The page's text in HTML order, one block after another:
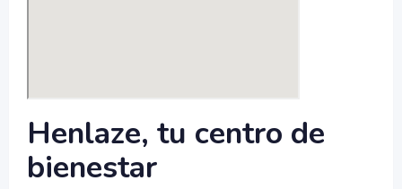
Henlaze, tu centro de
bienestar